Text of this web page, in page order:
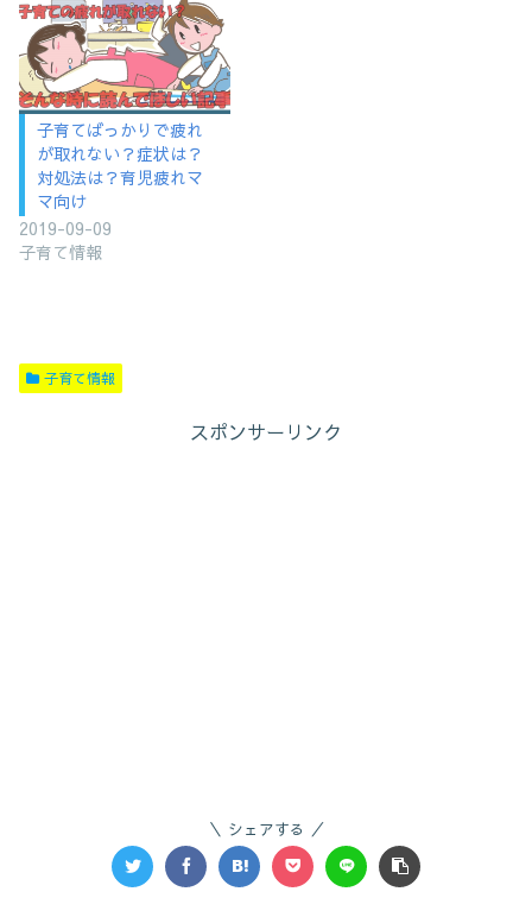
子育てばっかりで疲れ
が取れない？症状は？
対処法は？育児疲れマ
マ向け
2019-09-09
子育て情報
子育て情報
スポンサーリンク
シェアする